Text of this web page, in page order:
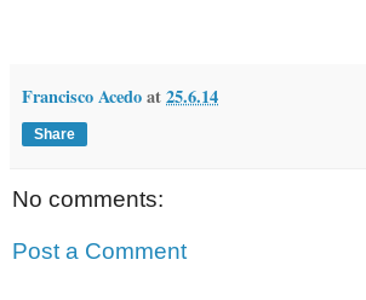
Francisco Acedoat25.6.14
Share
No comments:
Post a Comment